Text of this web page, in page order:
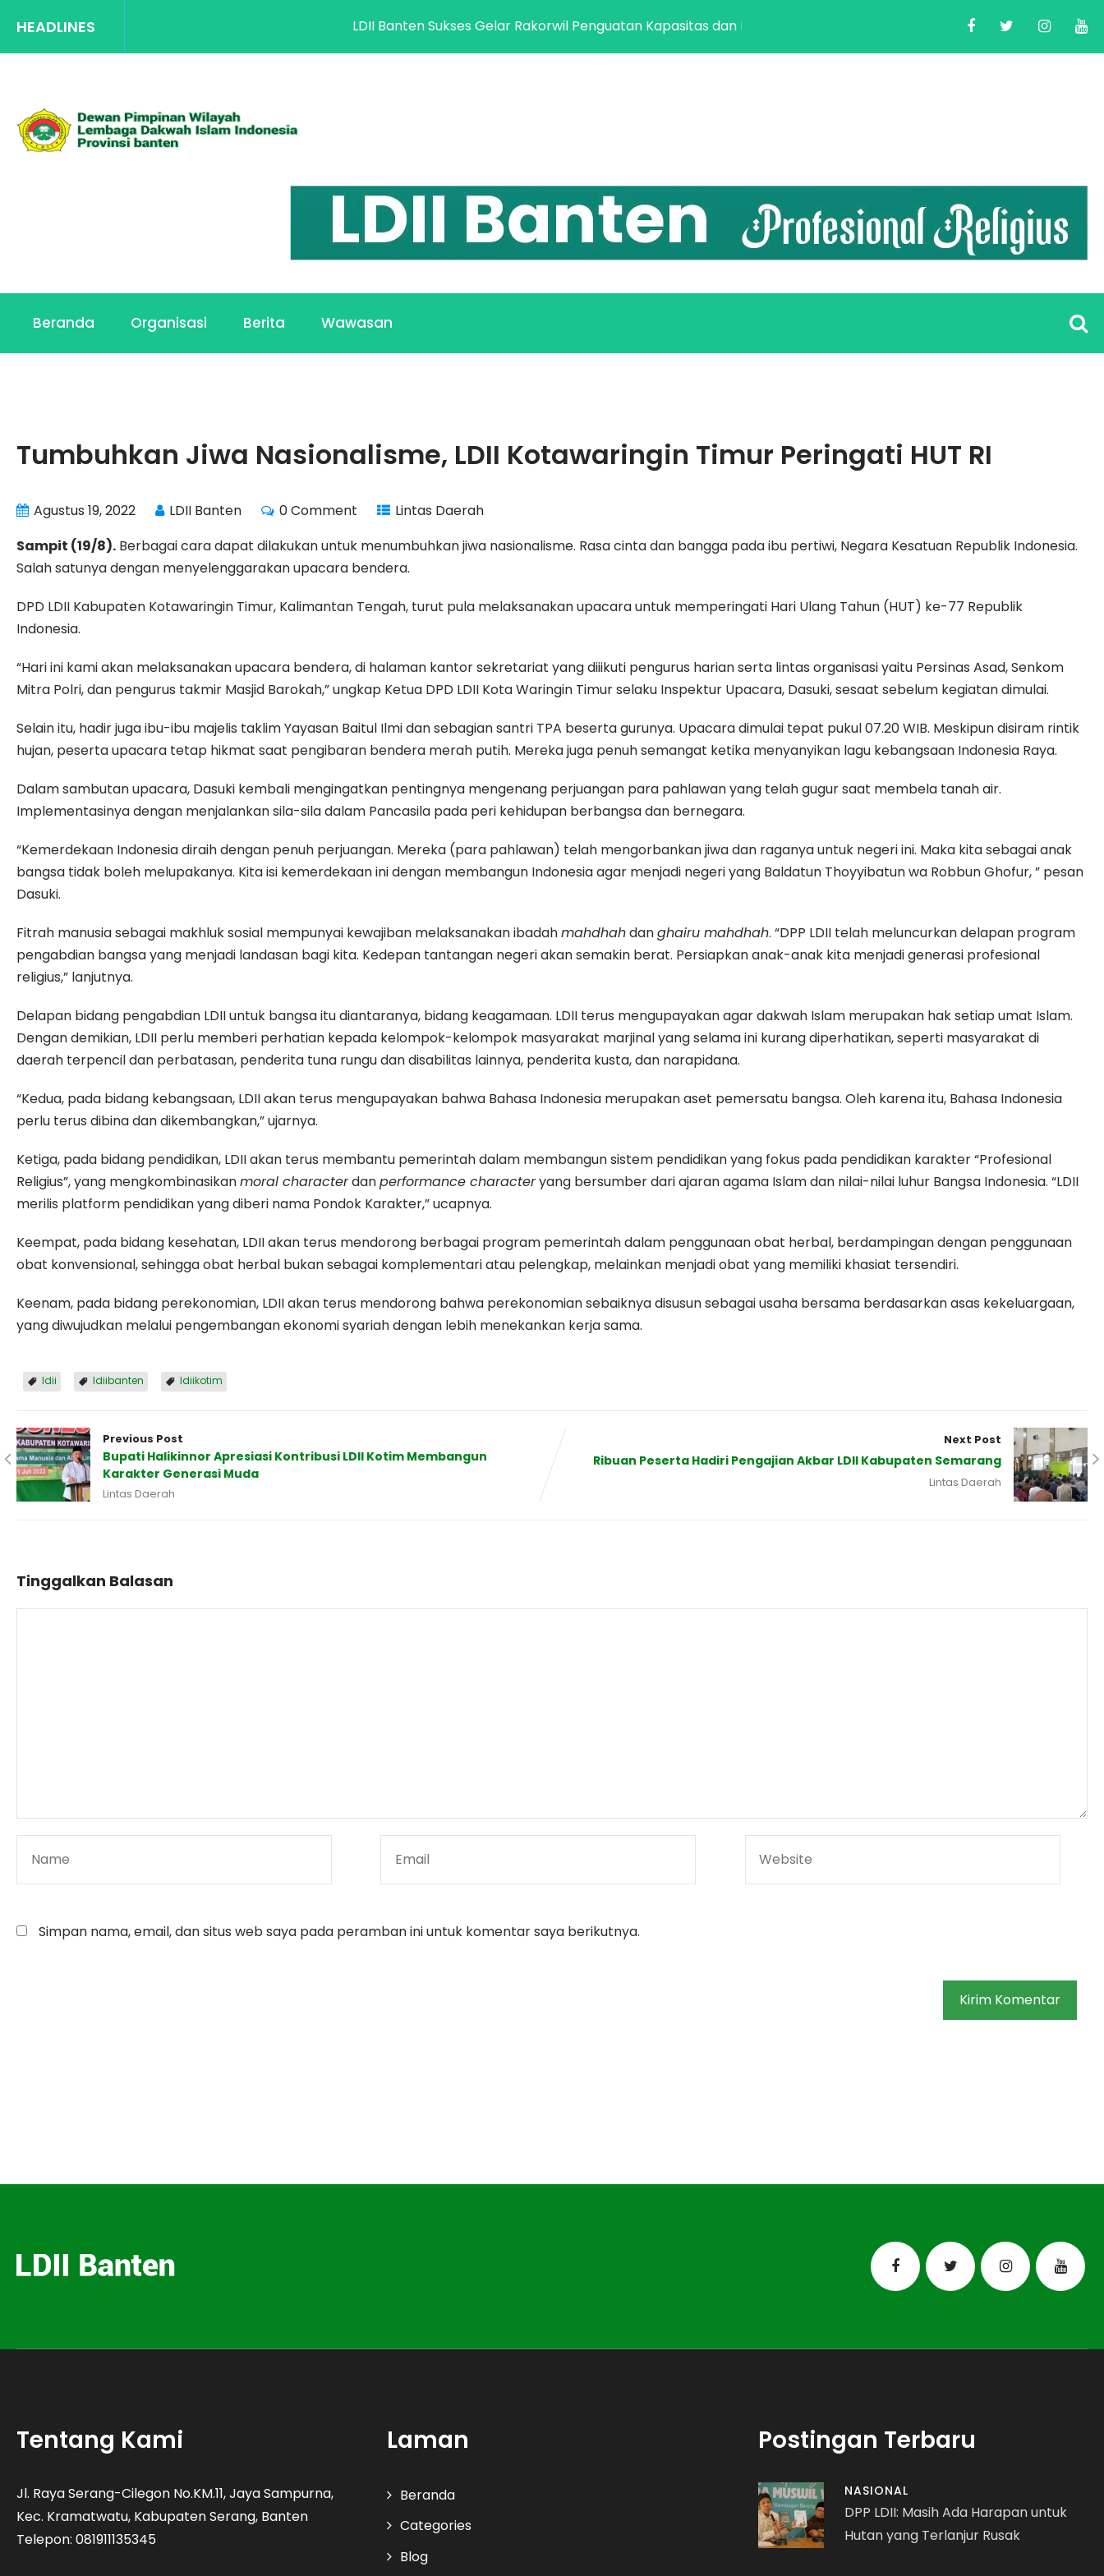
HEADLINES LDII Banten Sukses Gelar Rakorwil Penguatan Kapasitas dan Netralitas Pilkada 2024 LDII Banten Helat Acara
Beranda Organisasi Berita Wawasan
Tumbuhkan Jiwa Nasionalisme, LDII Kotawaringin Timur Peringati HUT RI
Agustus 19, 2022 LDII Banten 0 Comment
Lintas Daerah
Sampit (19/8). Berbagai cara dapat dilakukan untuk menumbuhkan jiwa nasionalisme. Rasa cinta dan bangga pada ibu pertiwi, Negara Kesatuan Republik Indonesia.
Salah satunya dengan menyelenggarakan upacara bendera.
DPD LDII Kabupaten Kotawaringin Timur, Kalimantan Tengah, turut pula melaksanakan upacara untuk memperingati Hari Ulang Tahun (HUT) ke-77 Republik
Indonesia.
“Hari ini kami akan melaksanakan upacara bendera, di halaman kantor sekretariat yang diiikuti pengurus harian serta lintas organisasi yaitu Persinas Asad, Senkom
Mitra Polri, dan pengurus takmir Masjid Barokah,” ungkap Ketua DPD LDII Kota Waringin Timur selaku Inspektur Upacara, Dasuki, sesaat sebelum kegiatan dimulai.
Selain itu, hadir juga ibu-ibu majelis taklim Yayasan Baitul Ilmi dan sebagian santri TPA beserta gurunya. Upacara dimulai tepat pukul 07.20 WIB. Meskipun disiram rintik
hujan, peserta upacara tetap hikmat saat pengibaran bendera merah putih. Mereka juga penuh semangat ketika menyanyikan lagu kebangsaan Indonesia Raya.
Dalam sambutan upacara, Dasuki kembali mengingatkan pentingnya mengenang perjuangan para pahlawan yang telah gugur saat membela tanah air.
Implementasinya dengan menjalankan sila-sila dalam Pancasila pada peri kehidupan berbangsa dan bernegara.
“Kemerdekaan Indonesia diraih dengan penuh perjuangan. Mereka (para pahlawan) telah mengorbankan jiwa dan raganya untuk negeri ini. Maka kita sebagai anak
bangsa tidak boleh melupakanya. Kita isi kemerdekaan ini dengan membangun Indonesia agar menjadi negeri yang Baldatun Thoyyibatun wa Robbun Ghofur, ” pesan
Dasuki.
Fitrah manusia sebagai makhluk sosial mempunyai kewajiban melaksanakan ibadahmahdhahdanghairu mahdhah. “DPP LDII telah meluncurkan delapan program
pengabdian bangsa yang menjadi landasan bagi kita. Kedepan tantangan negeri akan semakin berat. Persiapkan anak-anak kita menjadi generasi profesional
religius,” lanjutnya.
Delapan bidang pengabdian LDII untuk bangsa itu diantaranya, bidang keagamaan. LDII terus mengupayakan agar dakwah Islam merupakan hak setiap umat Islam.
Dengan demikian, LDII perlu memberi perhatian kepada kelompok-kelompok masyarakat marjinal yang selama ini kurang diperhatikan, seperti masyarakat di
daerah terpencil dan perbatasan, penderita tuna rungu dan disabilitas lainnya, penderita kusta, dan narapidana.
“Kedua, pada bidang kebangsaan, LDII akan terus mengupayakan bahwa Bahasa Indonesia merupakan aset pemersatu bangsa. Oleh karena itu, Bahasa Indonesia
perlu terus dibina dan dikembangkan,” ujarnya.
Ketiga, pada bidang pendidikan, LDII akan terus membantu pemerintah dalam membangun sistem pendidikan yang fokus pada pendidikan karakter “Profesional
Religius”, yang mengkombinasikanmoral characterdanperformance characteryang bersumber dari ajaran agama Islam dan nilai-nilai luhur Bangsa Indonesia. “LDII
merilis platform pendidikan yang diberi nama Pondok Karakter,” ucapnya.
Keempat, pada bidang kesehatan, LDII akan terus mendorong berbagai program pemerintah dalam penggunaan obat herbal, berdampingan dengan penggunaan
obat konvensional, sehingga obat herbal bukan sebagai komplementari atau pelengkap, melainkan menjadi obat yang memiliki khasiat tersendiri.
Keenam, pada bidang perekonomian, LDII akan terus mendorong bahwa perekonomian sebaiknya disusun sebagai usaha bersama berdasarkan asas kekeluargaan,
yang diwujudkan melalui pengembangan ekonomi syariah dengan lebih menekankan kerja sama.
ldii ldiibanten ldiikotim
Previous Post
Bupati Halikinnor Apresiasi Kontribusi LDII Kotim Membangun
Karakter Generasi Muda
Lintas Daerah
Next Post
Ribuan Peserta Hadiri Pengajian Akbar LDII Kabupaten Semarang
Lintas Daerah
Tinggalkan Balasan
Simpan nama, email, dan situs web saya pada peramban ini untuk komentar saya berikutnya.
Tentang Kami
Jl. Raya Serang-Cilegon No.KM.11, Jaya Sampurna,
Kec. Kramatwatu, Kabupaten Serang, Banten
Telepon: 081911135345
Laman
Beranda
Categories
Blog
Postingan Terbaru
NASIONAL
DPP LDII: Masih Ada Harapan untuk
Hutan yang Terlanjur Rusak